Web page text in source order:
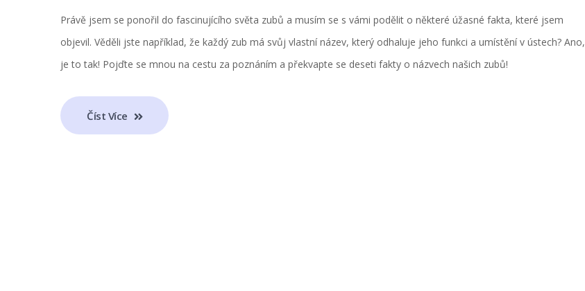
Právě jsem se ponořil do fascinujícího světa zubů a musím se s vámi podělit o některé úžasné fakta, které jsem
objevil. Věděli jste například, že každý zub má svůj vlastní název, který odhaluje jeho funkci a umístění v ústech? Ano,
je to tak! Pojďte se mnou na cestu za poznáním a překvapte se deseti fakty o názvech našich zubů!
Číst Více